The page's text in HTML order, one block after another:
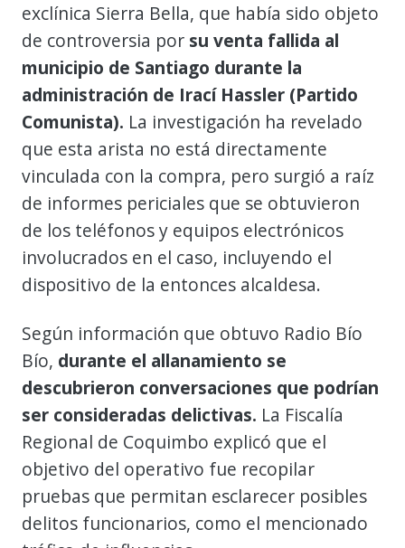
exclínica Sierra Bella, que había sido objeto
de controversia por su venta fallida al
municipio de Santiago durante la
administración de Irací Hassler (Partido
Comunista). La investigación ha revelado
que esta arista no está directamente
vinculada con la compra, pero surgió a raíz
de informes periciales que se obtuvieron
de los teléfonos y equipos electrónicos
involucrados en el caso, incluyendo el
dispositivo de la entonces alcaldesa.
Según información que obtuvo Radio Bío
Bío, durante el allanamiento se
descubrieron conversaciones que podrían
ser consideradas delictivas. La Fiscalía
Regional de Coquimbo explicó que el
objetivo del operativo fue recopilar
pruebas que permitan esclarecer posibles
delitos funcionarios, como el mencionado